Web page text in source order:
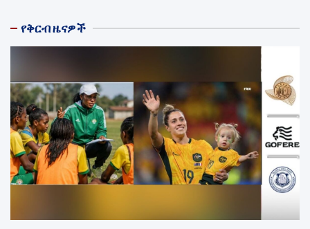
የቅርብ ዜናዎች